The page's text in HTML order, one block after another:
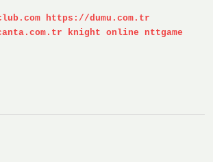
https://dumu.com.tr
knight online
nttgame